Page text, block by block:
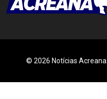
© 2026 Notícias